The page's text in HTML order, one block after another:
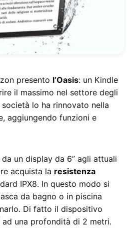
presento l’Oasis: un Kindle
il massimo nel settore degli
lo ha rinnovato nella
aggiungendo funzioni e
un display da 6” agli attuali
acquista la resistenza
IPX8. In questo modo si
da bagno o in piscina
Di fatto il dispositivo
una profondità di 2 metri.